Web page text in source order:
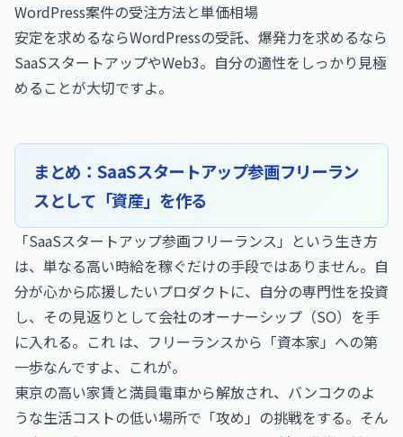
WordPress案件の受注方法と単価相場
安定を求めるならWordPressの受託、爆発力を求めるなら
SaaSスタートアップやWeb3。自分の適性をしっかり見極
めることが大切ですよ。
まとめ：SaaSスタートアップ参画フリーラン
スとして「資産」を作る
「SaaSスタートアップ参画フリーランス」という生き方
は、単なる高い時給を稼ぐだけの手段ではありません。自
分が心から応援したいプロダクトに、自分の専門性を投資
し、その見返りとして会社のオーナーシップ（SO）を手
に入れる。これ は、フリーランスから「資本家」への第
一歩なんですよ、これが。
東京の高い家賃と満員電車から解放され、バンコクのよ
うな生活コストの低い場所で「攻め」の挑戦をする。そん